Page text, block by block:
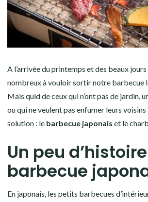
A l’arrivée du printemps et des beaux
nombreux à vouloir sortir notre barbecue
Mais quid de ceux qui n’ont pas de jardin,
ou qui ne veulent pas enfumer leurs voisins
solution : le barbecue japonais et le
Un peu
barbecue
En japonais, les petits barbecues